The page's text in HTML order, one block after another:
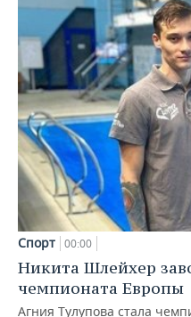
Спорт 00:00
Никита Шлейхер
чемпионата Европы
Агния Тулупова стала